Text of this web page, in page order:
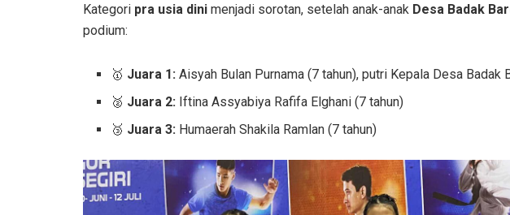
Kategori pra usia dini menjadi sorotan, setelah anak-anak Desa Badak
podium:
🥇 Juara 1: Aisyah Bulan Purnama (7 tahun), putri Kepala Desa Badak
🥈 Juara 2: Iftina Assyabiya Rafifa Elghani (7 tahun)
🥉 Juara 3: Humaerah Shakila Ramlan (7 tahun)